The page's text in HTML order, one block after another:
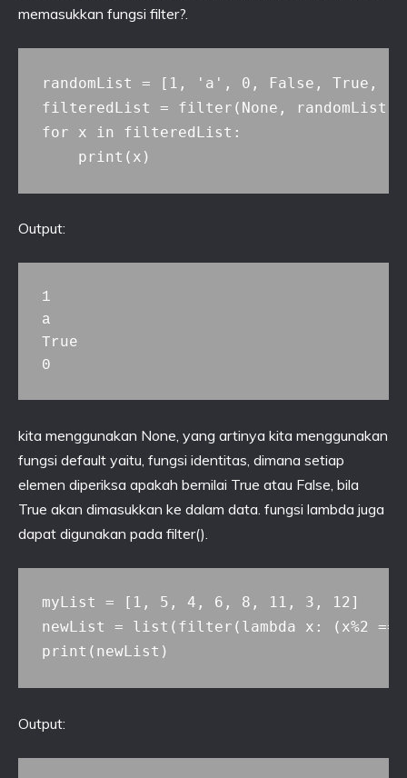
memasukkan fungsi filter?.
randomList = [1, 'a', 0, False, True,
filteredList = filter(None, randomList)
for x in filteredList:
Output:
1
a
True
0
kita menggunakan None, yang artinya kita menggunakan
fungsi default yaitu, fungsi identitas, dimana setiap
elemen diperiksa apakah bernilai True atau False, bila
True akan dimasukkan ke dalam data. fungsi lambda juga
dapat digunakan pada filter().
myList = [1, 5, 4, 6, 8, 11, 3, 12]
newList = list(filter(lambda x: (x%2
Output: